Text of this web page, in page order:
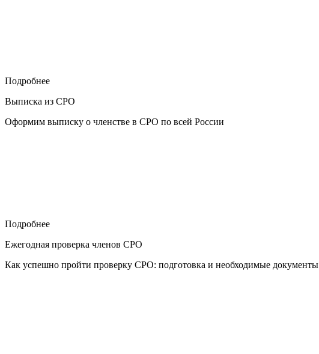
Подробнее
Выписка из СРО
Оформим выписку о членстве в СРО по всей России
Подробнее
Ежегодная проверка членов СРО
Как успешно пройти проверку СРО: подготовка и необходимые документы